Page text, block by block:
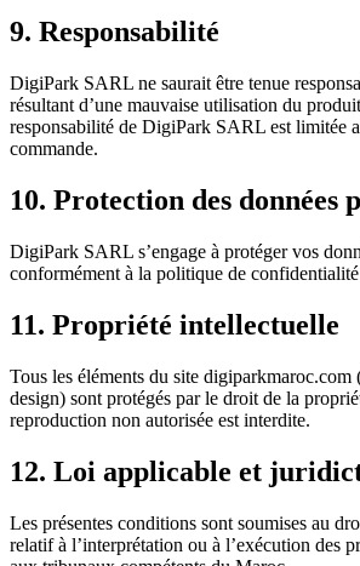
9. Responsabilité
DigiPark SARL ne saurait être tenue
résultant d’une mauvaise utilisation du
responsabilité de DigiPark SARL est limitée
commande.
10. Protection des données
DigiPark SARL s’engage à protéger vos
conformément à la politique de
11. Propriété intellectuelle
Tous les éléments du site digiparkmaroc.com
design) sont protégés par le droit de la
reproduction non autorisée est interdite.
12. Loi applicable et
Les présentes conditions sont soumises au
relatif à l’interprétation ou à l’exécution des